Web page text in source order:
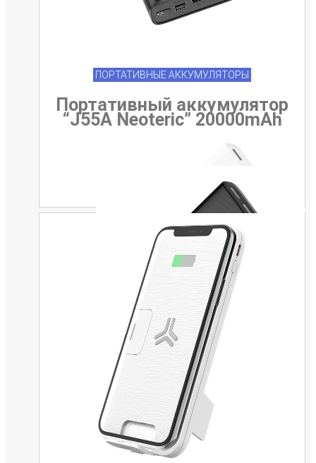
ПОРТАТИВНЫЕ АККУМУЛЯТОРЫ
Портативный аккумулятор
“J55A Neoteric” 20000mAh